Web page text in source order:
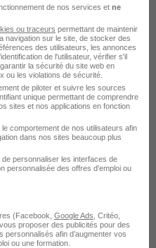
Intérim
de nos services et ne
ou traceurs permettant de maintenir
navigation sur le site, de stocker des
des utilisateurs, les annonces
de l'utilisateur, vérifier s'il
la sécurité du site web en
ou les violations de sécurité.
de piloter et suivre les sources
unique permettant de comprendre
sites et nos applications en fonction
comportement de nos utilisateurs afin
dans nos sites beaucoup plus
personnaliser les interfaces de
personnalisée des offres d'emploi ou
(Facebook, Google Ads , Critéo,
proposer des publicités pour des
personnalisés afin d’augmenter vos
ou une formation.